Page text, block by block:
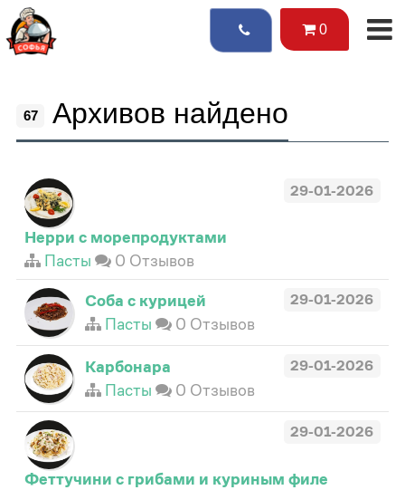
0
67 Архивов найдено
29-01-2026
Нерри с морепродуктами
Пасты
0 Отзывов
29-01-2026
Соба с курицей
Пасты
0 Отзывов
29-01-2026
Карбонара
Пасты
0 Отзывов
29-01-2026
Феттучини с грибами и куриным филе